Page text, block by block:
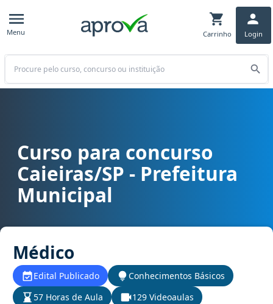
Menu Carrinho Login
Buscar
Curso para concurso Caieiras/SP - Prefeitura Municipal cargo
Curso para concurso
Caieiras/SP - Prefeitura
Municipal
Médico
Edital Publicado
Conhecimentos Básicos
57 Horas de Aula
129 Videoaulas